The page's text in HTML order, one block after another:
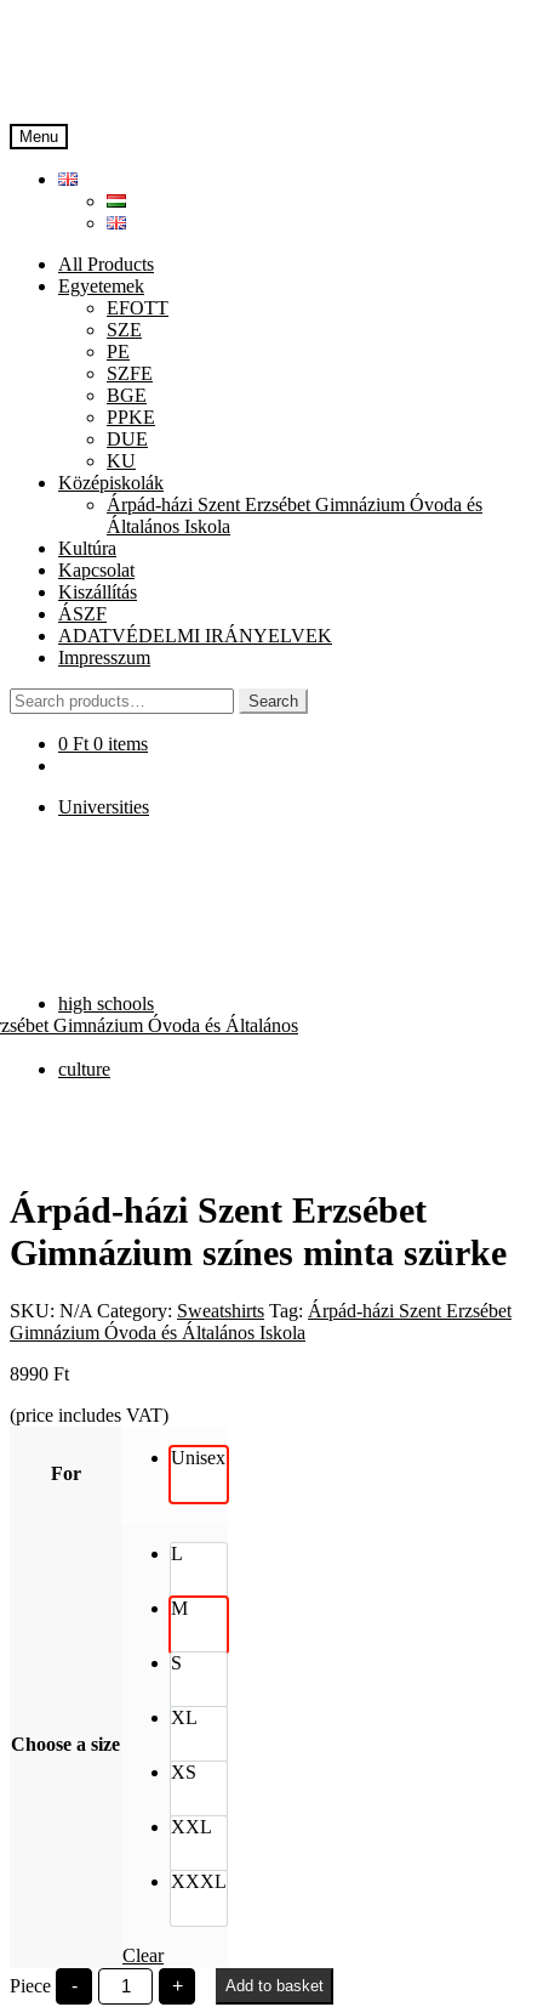
Menu
All Products
Egyetemek
EFOTT
SZE
PE
SZFE
BGE
PPKE
DUE
KU
Középiskolák
Árpád-házi Szent Erzsébet Gimnázium Óvoda és
Általános Iskola
Kultúra
Kapcsolat
Kiszállítás
ÁSZF
ADATVÉDELMI IRÁNYELVEK
Impresszum
Search
for:
Search
0 Ft 0 items
Universities
high schools
Gimnázium Óvoda és Általános
culture
Árpád-házi Szent Erzsébet
Gimnázium színes minta szürke
SKU: N/A Category: Sweatshirts Tag: Árpád-házi Szent Erzsébet
Gimnázium Óvoda és Általános Iskola
8990 Ft
(price includes VAT)
For
Unisex
Choose a size
L
M
S
XL
XS
XXL
XXXL
Clear
Piece
-
Árpád-
házi
+ Add to basket